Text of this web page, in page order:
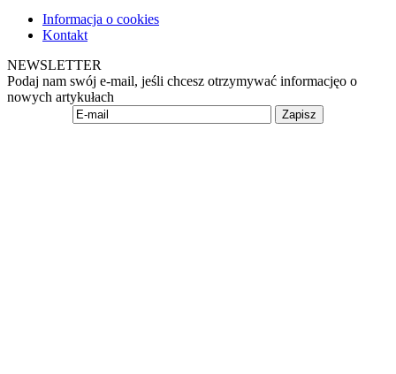
Informacja o cookies
Kontakt
NEWSLETTER
Podaj nam swój e-mail, jeśli chcesz otrzymywać informacjęo o
nowych artykułach
Zapisz